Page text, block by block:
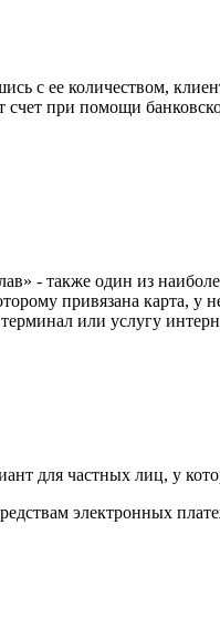
с ее количеством,
при помощи
- также один из
привязана карта,
или услугу
для частных лиц, у
электронных